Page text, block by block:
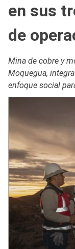
en sus
de
Mina de cobre y
Moquegua,
enfoque social